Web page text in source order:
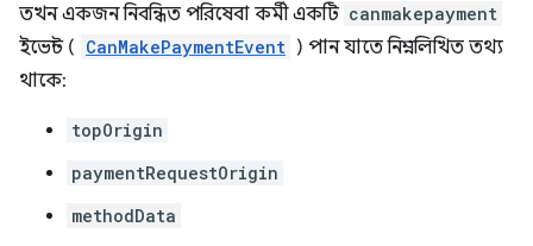
তখন একজন নিবন্ধিত পরিষেবা কর্মী একটি canmakepayment
ইভেন্ট ( CanMakePaymentEvent ) পান যাতে নিম্নলিখিত তথ্য
থাকে:
topOrigin
paymentRequestOrigin
methodData